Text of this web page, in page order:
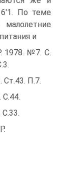
По теме
и
1978. №7. С.
Ст.43. П.7.
С.44.